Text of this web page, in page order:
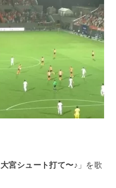
大宮シュート打て〜♪ 」を歌